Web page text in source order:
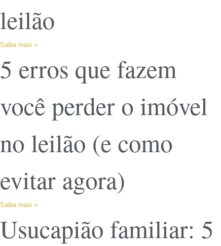
leilão
Saiba mais »
5 erros que fazem
você perder o imóvel
no leilão (e como
evitar agora)
Saiba mais »
Usucapião familiar: 5